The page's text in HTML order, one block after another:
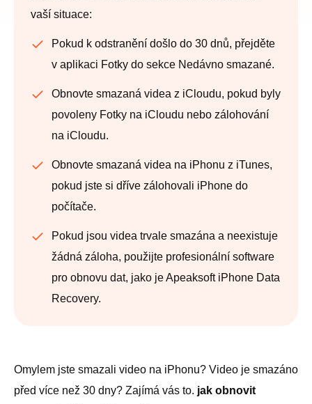
vaší situace:
Pokud k odstranění došlo do 30 dnů, přejděte
v aplikaci Fotky do sekce Nedávno smazané.
Obnovte smazaná videa z iCloudu, pokud byly
povoleny Fotky na iCloudu nebo zálohování
na iCloudu.
Obnovte smazaná videa na iPhonu z iTunes,
pokud jste si dříve zálohovali iPhone do
počítače.
Pokud jsou videa trvale smazána a neexistuje
žádná záloha, použijte profesionální software
pro obnovu dat, jako je Apeaksoft iPhone Data
Recovery.
Omylem jste smazali video na iPhonu? Video je smazáno
před více než 30 dny? Zajímá vás to. jak obnovit